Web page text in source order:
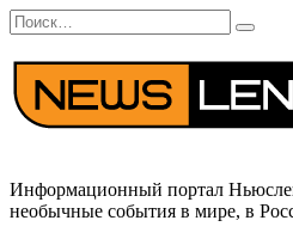
Перейти
к
содержанию
Search
for:
Информационный портал
необычные события в мире, в